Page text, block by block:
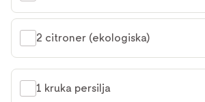
2 citroner (ekologiska)
1 kruka persilja